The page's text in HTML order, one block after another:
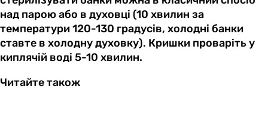
над парою або в духовці (10 хвилин за
температури 120-130 градусів, холодні банки
ставте в холодну духовку). Кришки проваріть у
киплячій воді 5-10 хвилин.
Читайте також